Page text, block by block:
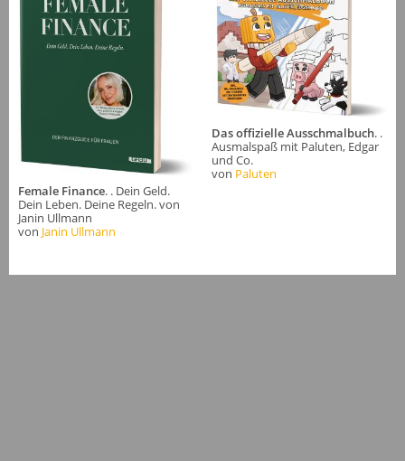
Female Finance. . Dein Geld.
Dein Leben. Deine Regeln. von
Janin Ullmann
von Janin Ullmann
Das offizielle Ausschmalbuch. .
Ausmalspaß mit Paluten, Edgar
und Co.
von Paluten